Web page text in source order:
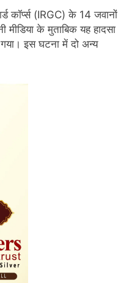
कॉर्प्स (IRGC) के 14 जवानों
के मुताबिक यह हादसा
इस घटना में दो अन्य